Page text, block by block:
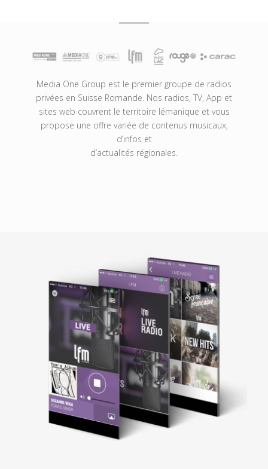
Media One Group est le premier groupe de radios
privées en Suisse Romande. Nos radios, TV, App et
sites web couvrent le territoire lémanique et vous
propose une offre variée de contenus musicaux,
d’infos et
d’actualités régionales.